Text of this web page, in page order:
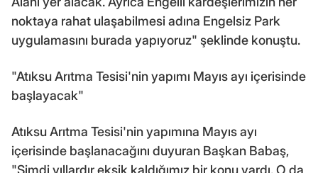
noktaya rahat ulaşabilmesi adına Engelsiz Park
uygulamasını burada yapıyoruz" şeklinde konuştu.
"Atıksu Arıtma Tesisi'nin yapımı Mayıs ayı içerisinde
başlayacak"
Atıksu Arıtma Tesisi'nin yapımına Mayıs ayı
içerisinde başlanacağını duyuran Başkan Babaş,
"Şimdi yıllardır eksik kaldığımız bir konu vardı. O da